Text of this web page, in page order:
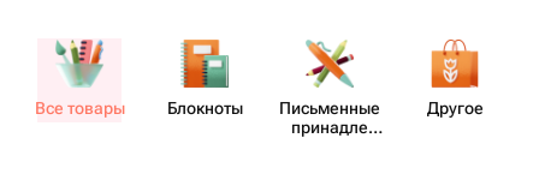
Все товары Блокноты
Пись​менные
принадле​
Другое